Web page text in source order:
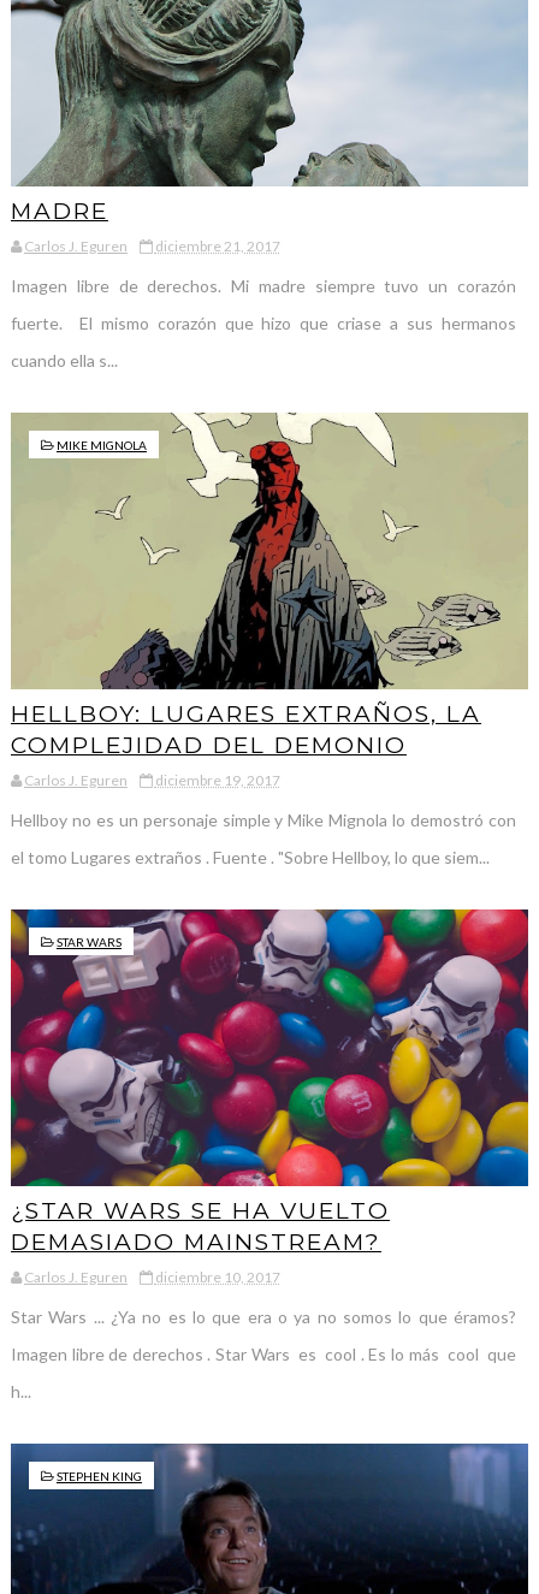
MADRE
Carlos J. Eguren diciembre 21, 2017
Imagen libre de derechos. Mi madre siempre tuvo un corazón
fuerte. El mismo corazón que hizo que criase a sus hermanos
cuando ella s...
MIKE MIGNOLA
HELLBOY: LUGARES EXTRAÑOS, LA
COMPLEJIDAD DEL DEMONIO
Carlos J. Eguren diciembre 19, 2017
Hellboy no es un personaje simple y Mike Mignola lo demostró con
el tomo Lugares extraños . Fuente . "Sobre Hellboy, lo que siem...
STAR WARS
¿STAR WARS SE HA VUELTO
DEMASIADO MAINSTREAM?
Carlos J. Eguren diciembre 10, 2017
Star Wars ... ¿Ya no es lo que era o ya no somos lo que éramos?
Imagen libre de derechos . Star Wars es cool . Es lo más cool que
h...
STEPHEN KING